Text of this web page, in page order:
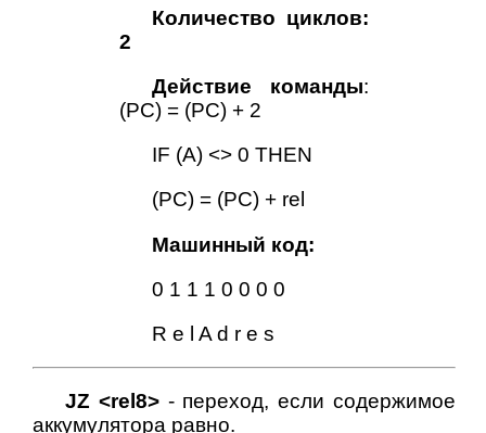
Количество циклов:
2
Действие команды:
(PC) = (PC) + 2
IF (A) <> 0 THEN
(PC) = (PC) + rel
Машинный код:
0 1 1 1 0 0 0 0
R e l A d r e s
JZ <rel8>- переход, если содержимое
аккумулятора равно.